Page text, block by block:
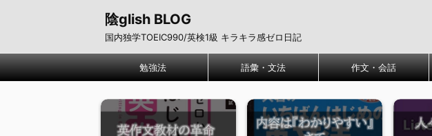
陰glish BLOG
国内独学TOEIC990/英検1級 キラキラ感ゼロ日記
勉強法 語彙・文法 作文・会話